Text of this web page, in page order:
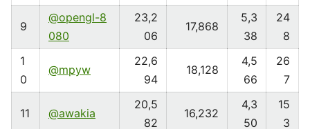
9
@opengl-8
080
23,2
06
17,868
5,3
38
24
8
1
0
@mpyw
22,6
94
18,128
4,5
66
26
7
11 @awakia
20,5
82
16,232
4,3
50
15
3